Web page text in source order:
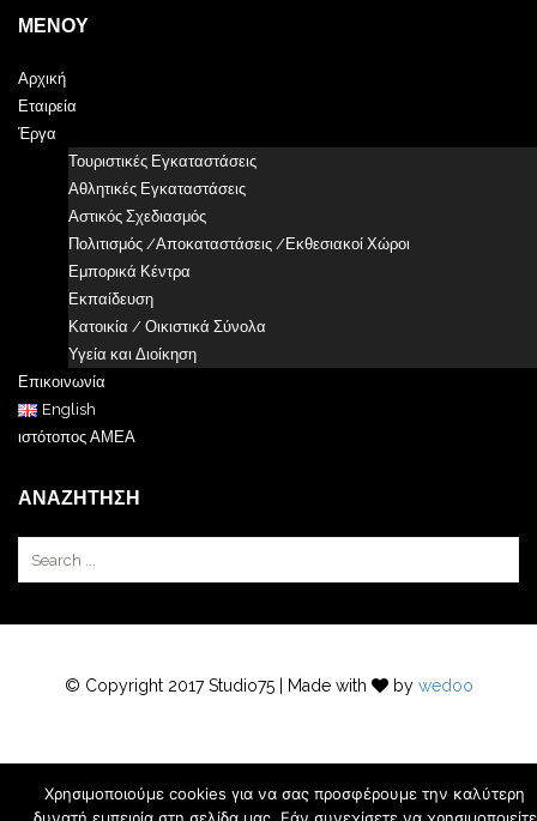
ΜΕΝΟΎ
Αρχική
Εταιρεία
Έργα
Τουριστικές Εγκαταστάσεις
Αθλητικές Εγκαταστάσεις
Αστικός Σχεδιασμός
Πολιτισμός /Αποκαταστάσεις /Εκθεσιακοί Χώροι
Εμπορικά Κέντρα
Εκπαίδευση
Κατοικία / Οικιστικά Σύνολα
Υγεία και Διοίκηση
Επικοινωνία
English
ιστότοπος ΑΜΕΑ
ΑΝΑΖΉΤΗΣΗ
© Copyright 2017 Studio75 | Made with by wedoo
Χρησιμοποιούμε cookies για να σας προσφέρουμε την καλύτερη